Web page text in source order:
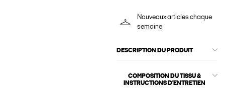
Nouveaux articles chaque
semaine
DESCRIPTION DU PRODUIT
COMPOSITION DU TISSU &
INSTRUCTIONS D'ENTRETIEN